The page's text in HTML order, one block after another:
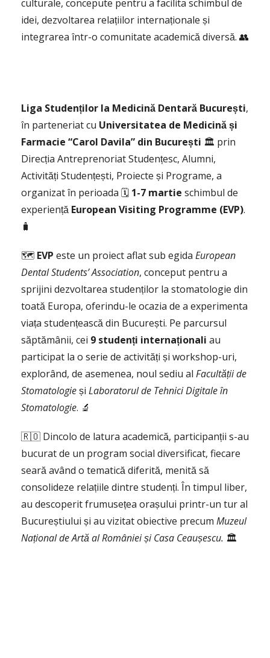
culturale, concepute pentru a facilita schimbul de
idei, dezvoltarea relațiilor internaționale și
integrarea într-o comunitate academică diversă. 👥
Liga Studenților la Medicină Dentară București,
în parteneriat cu Universitatea de Medicină și
Farmacie “Carol Davila” din București 🏛️ prin
Direcția Antreprenoriat Studențesc, Alumni,
Activități Studențești, Proiecte și Programe, a
organizat în perioada 🗓️ 1-7 martie schimbul de
experiență European Visiting Programme (EVP).
🧳
🗺️ EVP este un proiect aflat sub egida European
Dental Students’ Association, conceput pentru a
sprijini dezvoltarea studenților la stomatologie din
toată Europa, oferindu-le ocazia de a experimenta
viața studențească din București. Pe parcursul
săptămânii, cei 9 studenți internaționali au
participat la o serie de activități și workshop-uri,
explorând, de asemenea, noul sediu al Facultății de
Stomatologieși Laboratorul de Tehnici Digitale în
Stomatologie. 🔬
🇷🇴 Dincolo de latura academică, participanții s-au
bucurat de un program social diversificat, fiecare
seară având o tematică diferită, menită să
consolideze relațiile dintre studenți. În timpul liber,
au descoperit frumusețea orașului printr-un tur al
Bucureștiului și au vizitat obiective precum Muzeul
Național de Artă al României și Casa Ceaușescu. 🏛️